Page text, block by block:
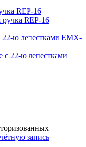
REР-16
22-ю лепестками EMX-
запись